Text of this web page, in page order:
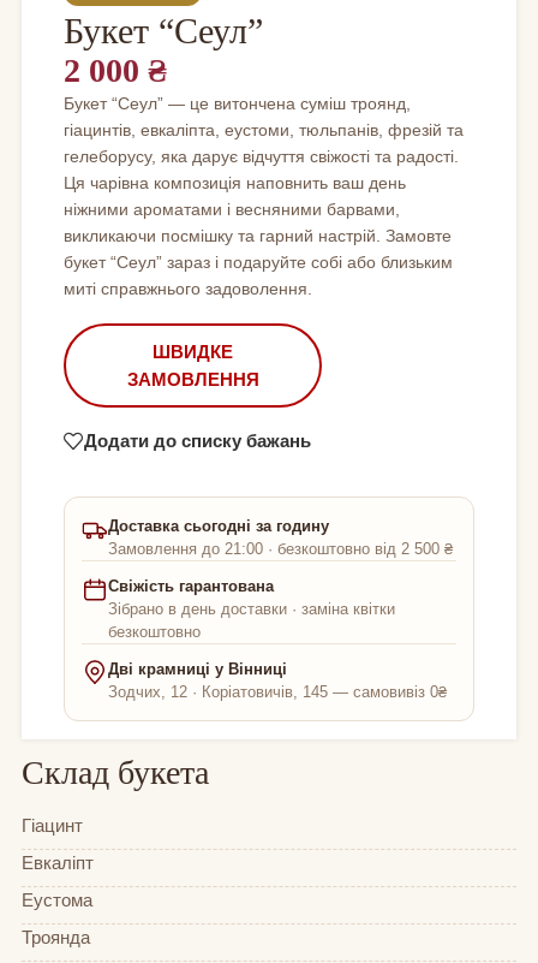
Букет “Сеул”
2 000 ₴
Букет “Сеул” — це витончена суміш троянд,
гіацинтів, евкаліпта, еустоми, тюльпанів, фрезій та
гелеборусу, яка дарує відчуття свіжості та радості.
Ця чарівна композиція наповнить ваш день
ніжними ароматами і весняними барвами,
викликаючи посмішку та гарний настрій. Замовте
букет “Сеул” зараз і подаруйте собі або близьким
миті справжнього задоволення.
ШВИДКЕ
ЗАМОВЛЕННЯ
Додати до списку бажань
Доставка сьогодні за годину
Замовлення до 21:00 · безкоштовно від 2 500 ₴
Свіжість гарантована
Зібрано в день доставки · заміна квітки
безкоштовно
Дві крамниці у Вінниці
Зодчих, 12 · Коріатовичів, 145 — самовивіз 0₴
Склад букета
Гіацинт
Евкаліпт
Еустома
Троянда